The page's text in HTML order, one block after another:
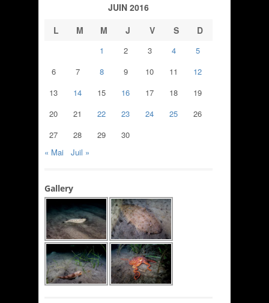
JUIN 2016
L
M M J V S D
1 2 3 4
5
6
7 8 9 10 11
12
13
14 15 16 17 18
19
20
21 22 23 24 25
26
27
28 29
30
« Mai
Juil »
Gallery